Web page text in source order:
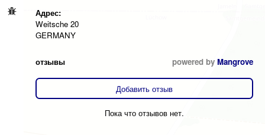
Адрес:
Weitsche 20
GERMANY
отзывы powered by Mangrove
Добавить отзыв
Пока что отзывов нет.